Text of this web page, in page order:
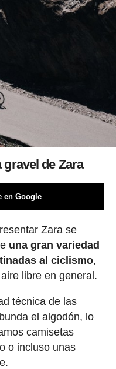
de Zara
en Google
Zara se
una gran variedad
al ciclismo,
libre en general.
técnica de las
el algodón, lo
camisetas
o incluso unas